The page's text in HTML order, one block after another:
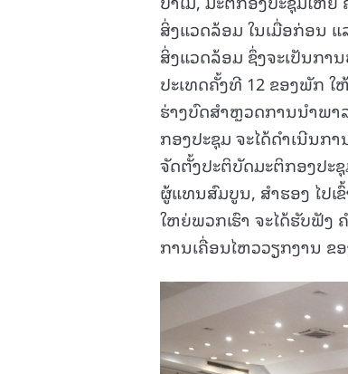
ສິ່ງແວດລ້ອມ ໃນເມື່ອກ່ອນ
ສິ່ງແວດລ້ອມ ຊຶ່ງຈະເປັນກ
ປະເທດຄັ້ງທີ 12 ຂອງພັກ ໃ
ຮ່າງບົດສໍາຫຼວດການນໍາພາ
ກອງປະຊຸມ ຈະໄດ້ດໍາເນີນກ
ຈັດຕັ້ງປະຕິບັດມະຕິກອງປະ
ຜູ້ແທນສົມບູນ, ສໍາຮອງ ໄປ
ໃຫຍ່ພວກເຮົາ ຈະໄດ້ຮັບຟັງ
ການເຄື່ອນໄຫວວຽກງານ ຂ